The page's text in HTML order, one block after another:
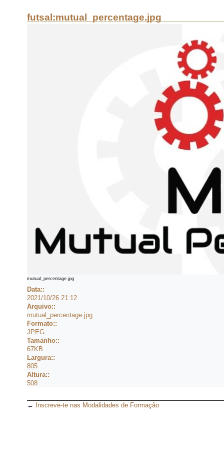
futsal:mutual_percentage.jpg
mutual_percentage.jpg
Data::
2021/10/26 21:12
Arquivo::
mutual_percentage.jpg
Formato::
JPEG
Tamanho::
67KB
Largura::
805
Altura::
508
← Inscreve-te nas Modalidades de Formação